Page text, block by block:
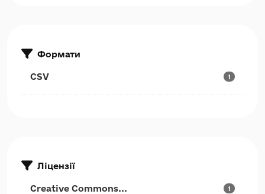
Формати
CSV 1
Ліцензії
Creative Commons... 1